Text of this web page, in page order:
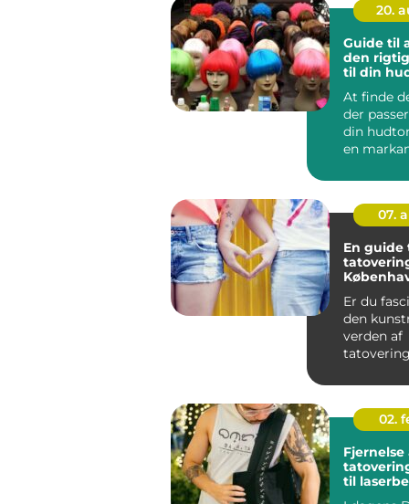
20.
Guide til
den
til din
At finde
der
din
en
07.
En guide
Er du
den
verden af
befinder
02.
Fjernelse
til